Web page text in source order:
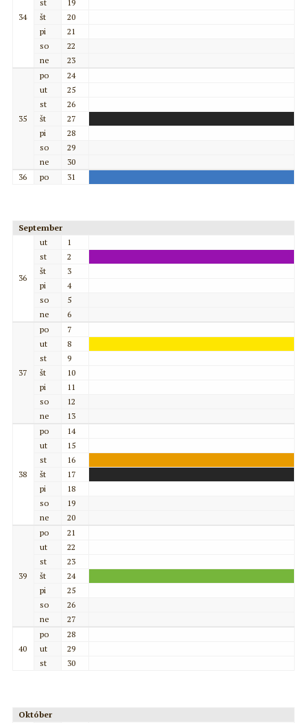
34
st
19
št
20
pi
21
so
22
ne
23
35
po
24
ut
25
st
26
št
27
pi
28
so
29
ne
30
36
po 31
September
36
ut
1
st
2
št
3
pi
4
so
5
ne
6
37
po
7
ut
8
st
9
št
10
pi
11
so
12
ne
13
38
po
14
ut
15
st
16
št
17
pi
18
so
19
ne
20
39
po
21
ut
22
st
23
št
24
pi
25
so
26
ne
27
40
po
28
ut
29
st
30
Október